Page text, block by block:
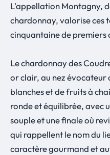
L'appellation Montagny,
chardonnay, valorise ces
cinquantaine de premiers
Le chardonnay des
or clair, au nez évocateur
blanches et de fruits à
ronde et équilibrée, avec
souple et une finale où
qui rappellent le nom du
caractère gourmand et